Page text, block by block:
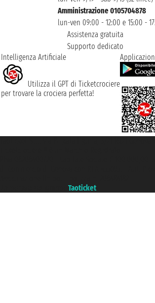
Amministrazione 0105704878
lun-ven 09:00 - 12:00 e 15:00 -
Assistenza gratuita
Supporto dedicato
Intelligenza Artificiale
Utilizza il GPT di Ticketcrociere
per trovare la crociera perfetta!
Taoticket